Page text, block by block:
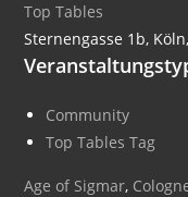
Top Tables
Sternengasse 1b,
Community
Top Tables Tag
Age of Sigmar,